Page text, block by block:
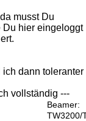
musst Du
Du hier eingeloggt
dann toleranter
vollständig ---
Beamer:
TW3200/